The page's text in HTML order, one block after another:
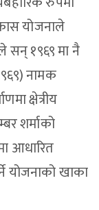
योजनाले
सन् १९६९ मा नै
नामक
क्षेत्रीय
शर्माको
आधारित
योजनाको खाका